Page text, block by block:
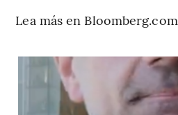
Lea más en Bloomberg.com